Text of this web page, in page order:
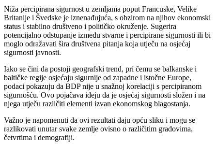
Niža percipirana sigurnost u zemljama poput Francuske, Velike
Britanije i Švedske je iznenađujuća, s obzirom na njihov ekonomski
status i stabilno društveno i političko okruženje. Sugerira
potencijalno odstupanje između stvarne i percipirane sigurnosti ili bi
moglo odražavati šira društvena pitanja koja utječu na osjećaj
sigurnosti javnosti.
Iako se čini da postoji geografski trend, pri čemu se balkanske i
baltičke regije osjećaju sigurnije od zapadne i istočne Europe,
podaci pokazuju da BDP nije u snažnoj korelaciji s percipiranom
sigurnošću. Ovo pojačava ideju da je osjećaj sigurnosti složen i na
njega utječu različiti elementi izvan ekonomskog blagostanja.
Važno je napomenuti da ovi rezultati daju opću sliku i mogu se
razlikovati unutar svake zemlje ovisno o različitim gradovima,
četvrtima i demografiji.